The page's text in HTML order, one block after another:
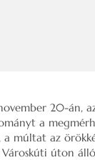
20-án,
a
múltat az
úton